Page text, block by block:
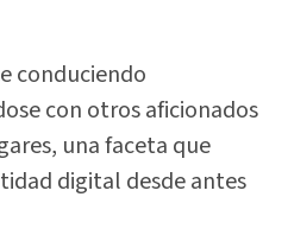
conduciendo
con otros aficionados
una faceta que
digital desde antes